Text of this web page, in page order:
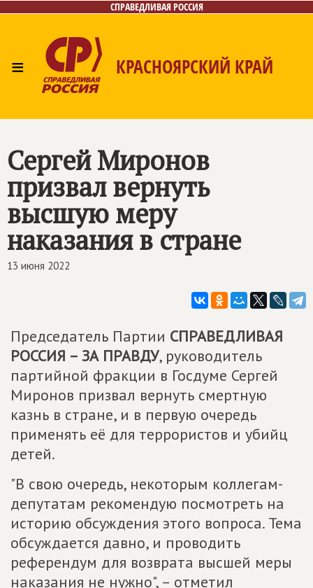
СПРАВЕДЛИВАЯ РОССИЯ
≡ КРАСНОЯРСКИЙ КРАЙ
Сергей Миронов
призвал вернуть
высшую меру
наказания в стране
13 июня 2022
Председатель Партии СПРАВЕДЛИВАЯ
РОССИЯ – ЗА ПРАВДУ, руководитель
партийной фракции в Госдуме Сергей
Миронов призвал вернуть смертную
казнь в стране, и в первую очередь
применять её для террористов и убийц
детей.
"В свою очередь, некоторым коллегам-
депутатам рекомендую посмотреть на
историю обсуждения этого вопроса. Тема
обсуждается давно, и проводить
референдум для возврата высшей меры
наказания не нужно", – отметил